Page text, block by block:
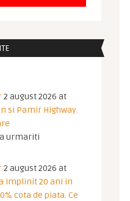
2 august 2026 at
si Pamir Highway.
urmariti
2 august 2026 at
implinit 20 ani in
cota de piata. Ce